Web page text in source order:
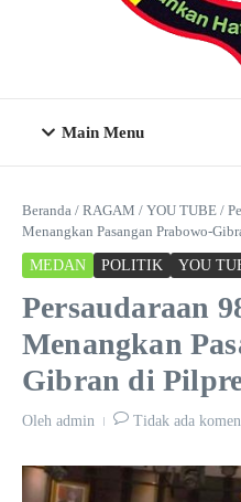
Main Menu
Beranda / RAGAM / YOU TUBE /
Menangkan Pasangan Prabowo-
MEDAN POLITIK YOU
Persaudaraan
Menangkan
Gibran di
Oleh admin Tidak ada